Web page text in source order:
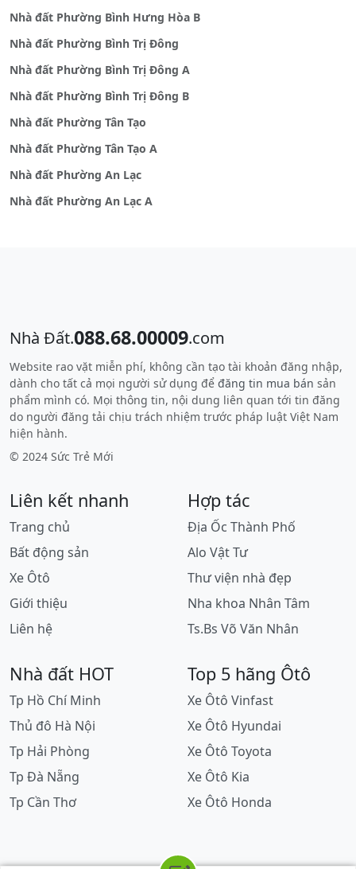
Nhà đất Phường Bình Hưng Hòa B
Nhà đất Phường Bình Trị Đông
Nhà đất Phường Bình Trị Đông A
Nhà đất Phường Bình Trị Đông B
Nhà đất Phường Tân Tạo
Nhà đất Phường Tân Tạo A
Nhà đất Phường An Lạc
Nhà đất Phường An Lạc A
Nhà Đất.088.68.00009.com
Website rao vặt miễn phí, không cần tạo tài khoản đăng nhập,
dành cho tất cả mọi người sử dụng để đăng tin mua bán sản
phẩm mình có. Mọi thông tin, nội dung liên quan tới tin đăng
do người đăng tải chịu trách nhiệm trước pháp luật Việt Nam
hiện hành.
© 2024 Sức Trẻ Mới
Liên kết nhanh
Trang chủ
Bất động sản
Xe Ôtô
Giới thiệu
Liên hệ
Hợp tác
Địa Ốc Thành Phố
Alo Vật Tư
Thư viện nhà đẹp
Nha khoa Nhân Tâm
Ts.Bs Võ Văn Nhân
Nhà đất HOT
Tp Hồ Chí Minh
Thủ đô Hà Nội
Tp Hải Phòng
Tp Đà Nẵng
Tp Cần Thơ
Top 5 hãng Ôtô
Xe Ôtô Vinfast
Xe Ôtô Hyundai
Xe Ôtô Toyota
Xe Ôtô Kia
Xe Ôtô Honda